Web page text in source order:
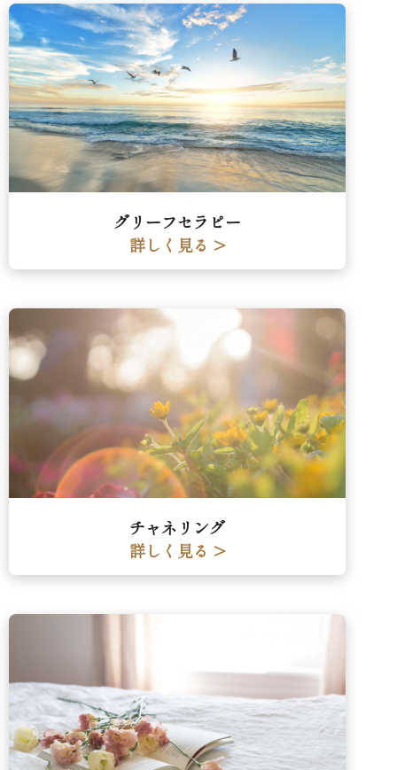
グリーフセラピー
詳しく見る >
チャネリング
詳しく見る >